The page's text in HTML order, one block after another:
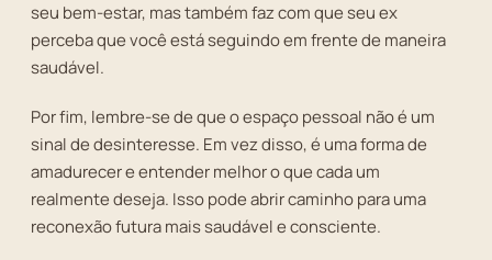
seu bem-estar, mas também faz com que seu ex
perceba que você está seguindo em frente de maneira
saudável.
Por fim, lembre-se de que o espaço pessoal não é um
sinal de desinteresse. Em vez disso, é uma forma de
amadurecer e entender melhor o que cada um
realmente deseja. Isso pode abrir caminho para uma
reconexão futura mais saudável e consciente.